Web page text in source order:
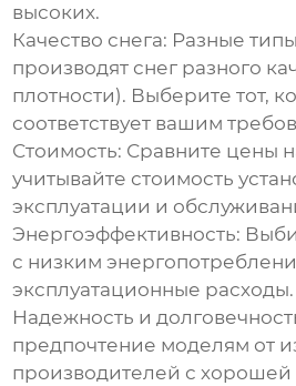
высоких.
Качество снега: Разные
производят снег разного
плотности). Выберите тот,
соответствует вашим
Стоимость: Сравните цены
учитывайте стоимость
эксплуатации и
Энергоэффективность:
с низким
эксплуатационные расходы.
Надежность и
предпочтение моделям от
производителей с хорошей